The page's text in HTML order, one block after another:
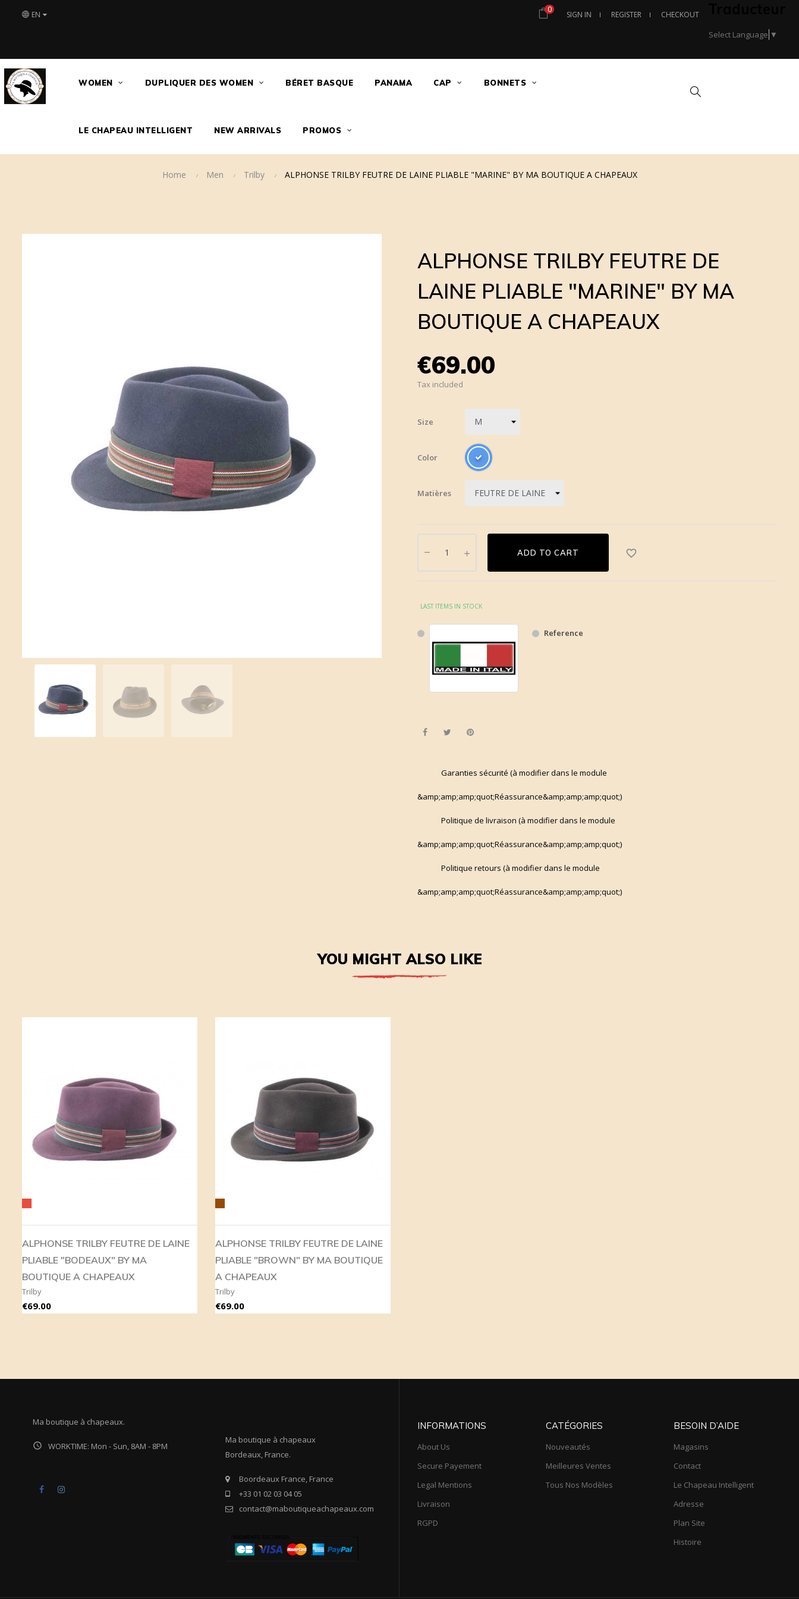
EN
Select Language ▼
SIGN IN REGISTER CHECKOUT
0
WOMEN DUPLIQUER DES WOMEN BÉRET BASQUE PANAMA CAP BONNETS
LE CHAPEAU INTELLIGENT NEW ARRIVALS PROMOS
Search
Home Men Trilby ALPHONSE TRILBY FEUTRE DE LAINE PLIABLE "MARINE" BY MA BOUTIQUE A CHAPEAUX
ALPHONSE TRILBY FEUTRE DE
LAINE PLIABLE "MARINE" BY MA
BOUTIQUE A CHAPEAUX
€69.00
Tax included
Size
Color
Matières
ADD TO CART favorite_border
LAST ITEMS IN STOCK
Reference
Share Tweet
Garanties sécurité (à modifier dans le module
&amp;amp;amp;quot;Réassurance&amp;amp;amp;quot;)
Politique de livraison (à modifier dans le module
&amp;amp;amp;quot;Réassurance&amp;amp;amp;quot;)
Politique retours (à modifier dans le module
&amp;amp;amp;quot;Réassurance&amp;amp;amp;quot;)
YOU MIGHT ALSO LIKE
ALPHONSE TRILBY FEUTRE DE LAINE
PLIABLE "BODEAUX" BY MA
BOUTIQUE A CHAPEAUX
Trilby
Price
€69.00
ALPHONSE TRILBY FEUTRE DE LAINE
PLIABLE "BROWN" BY MA BOUTIQUE
A CHAPEAUX
Trilby
Price
€69.00
Ma boutique à chapeaux.
 WORKTIME: Mon - Sun, 8AM - 8PM
Facebook
Ma boutique à chapeaux
Bordeaux, France.
Boordeaux France, France
+33 01 02 03 04 05
contact@maboutiqueachapeaux.com
INFORMATIONS
About Us
Secure Payement
Legal Mentions
Livraison
RGPD
CATÉGORIES
Nouveautés
Meilleures Ventes
Tous Nos Modèles
BESOIN D’AIDE
Magasins
Contact
Le Chapeau Intelligent
Adresse
Plan Site
Histoire